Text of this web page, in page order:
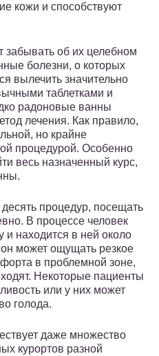
кожи и способствуют
забывать об их целебном
болезни, о которых
вылечить значительно
таблетками и
радоновые ванны
лечения. Как правило,
но крайне
процедурой. Особенно
весь назначенный курс,
процедур, посещать
В процессе человек
и находится в ней около
может ощущать резкое
в проблемной зоне,
Некоторые пациенты
или у них может
голода.
даже множество
курортов разной